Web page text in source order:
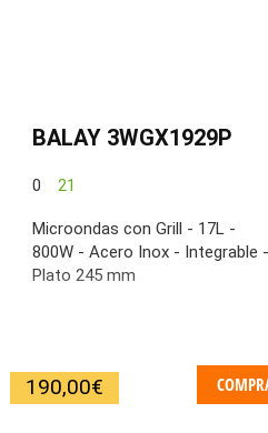
BALAY 3WGX1929P
0 21
Microondas con Grill - 17L -
800W - Acero Inox - Integrable -
Plato 245 mm
190,00€